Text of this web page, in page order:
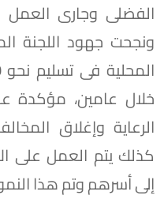
الفضلى وجارى العمل
ونجحت جهود اللجنة
خلال عامين، مؤكدة
الرعاية وإغلاق
كذلك يتم العمل على
إلى أسرهم وتم هذا